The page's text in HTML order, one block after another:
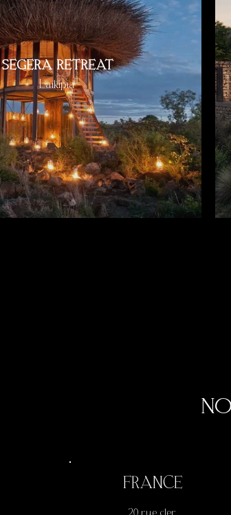
SEGERA RETREAT
Laikipia
FRANCE
20 rue cler,